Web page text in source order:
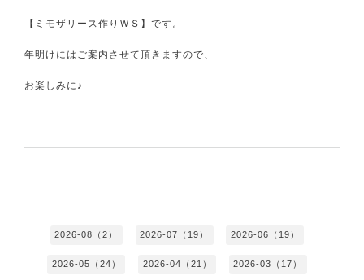
【ミモザリース作りＷＳ】です。
年明けにはご案内させて頂きますので、
お楽しみに♪
2026-08（2） 2026-07（19） 2026-06（19）
2026-05（24） 2026-04（21） 2026-03（17）